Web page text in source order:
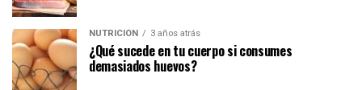
NUTRICIÓN 3 años atrás
¿Qué sucede en tu cuerpo si consumes
demasiados huevos?